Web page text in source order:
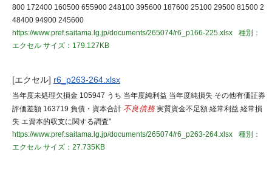
800 172400 160500 655900 248100 395600 187600 25100 29500 81500 2
48400 94900 245600
https://www.pref.saitama.lg.jp/documents/265074/r6_p166-225.xlsx
種別：
エクセル サイズ：179.127KB
[エクセル] r6_p263-264.xlsx
当年度未処理欠損金 105947 うち 当年度純利益 当年度純損失 その他有価証券
評価差額 163719 負債・資本合計 不良債務実質資金不足額 経常利益 経常損
失 エ資本的収支に関する調査"
https://www.pref.saitama.lg.jp/documents/265074/r6_p263-264.xlsx
種別：
エクセル サイズ：27.735KB